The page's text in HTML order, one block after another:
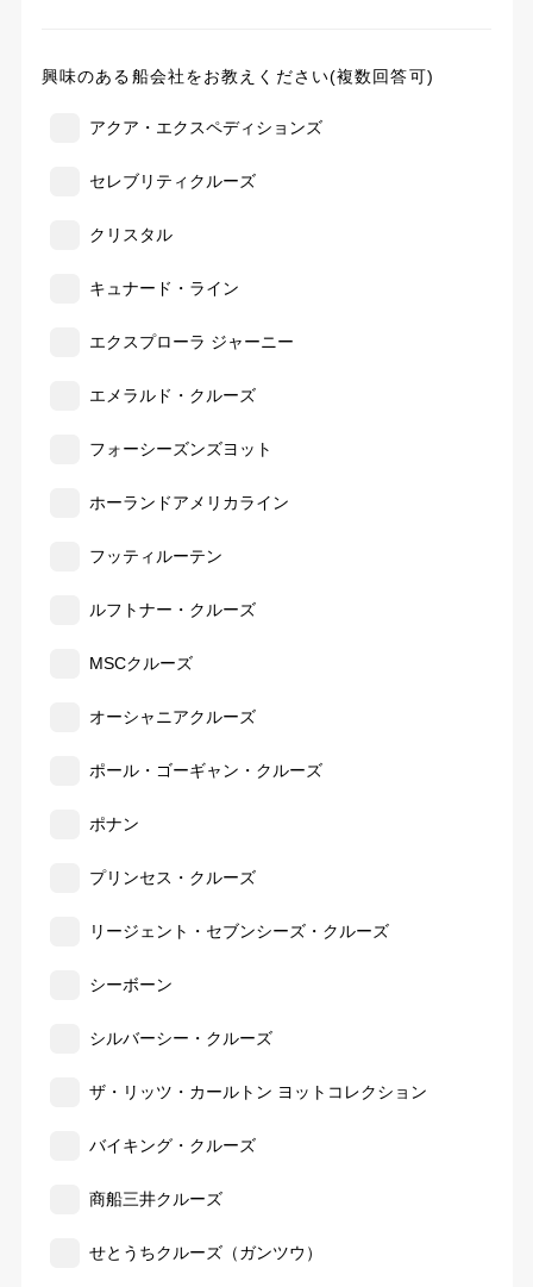
興味のある船会社をお教えください(複数回答可)
アクア・エクスペディションズ
セレブリティクルーズ
クリスタル
キュナード・ライン
エクスプローラ ジャーニー
エメラルド・クルーズ
フォーシーズンズヨット
ホーランドアメリカライン
フッティルーテン
ルフトナー・クルーズ
MSCクルーズ
オーシャニアクルーズ
ポール・ゴーギャン・クルーズ
ポナン
プリンセス・クルーズ
リージェント・セブンシーズ・クルーズ
シーボーン
シルバーシー・クルーズ
ザ・リッツ・カールトン ヨットコレクション
バイキング・クルーズ
商船三井クルーズ
せとうちクルーズ（ガンツウ）